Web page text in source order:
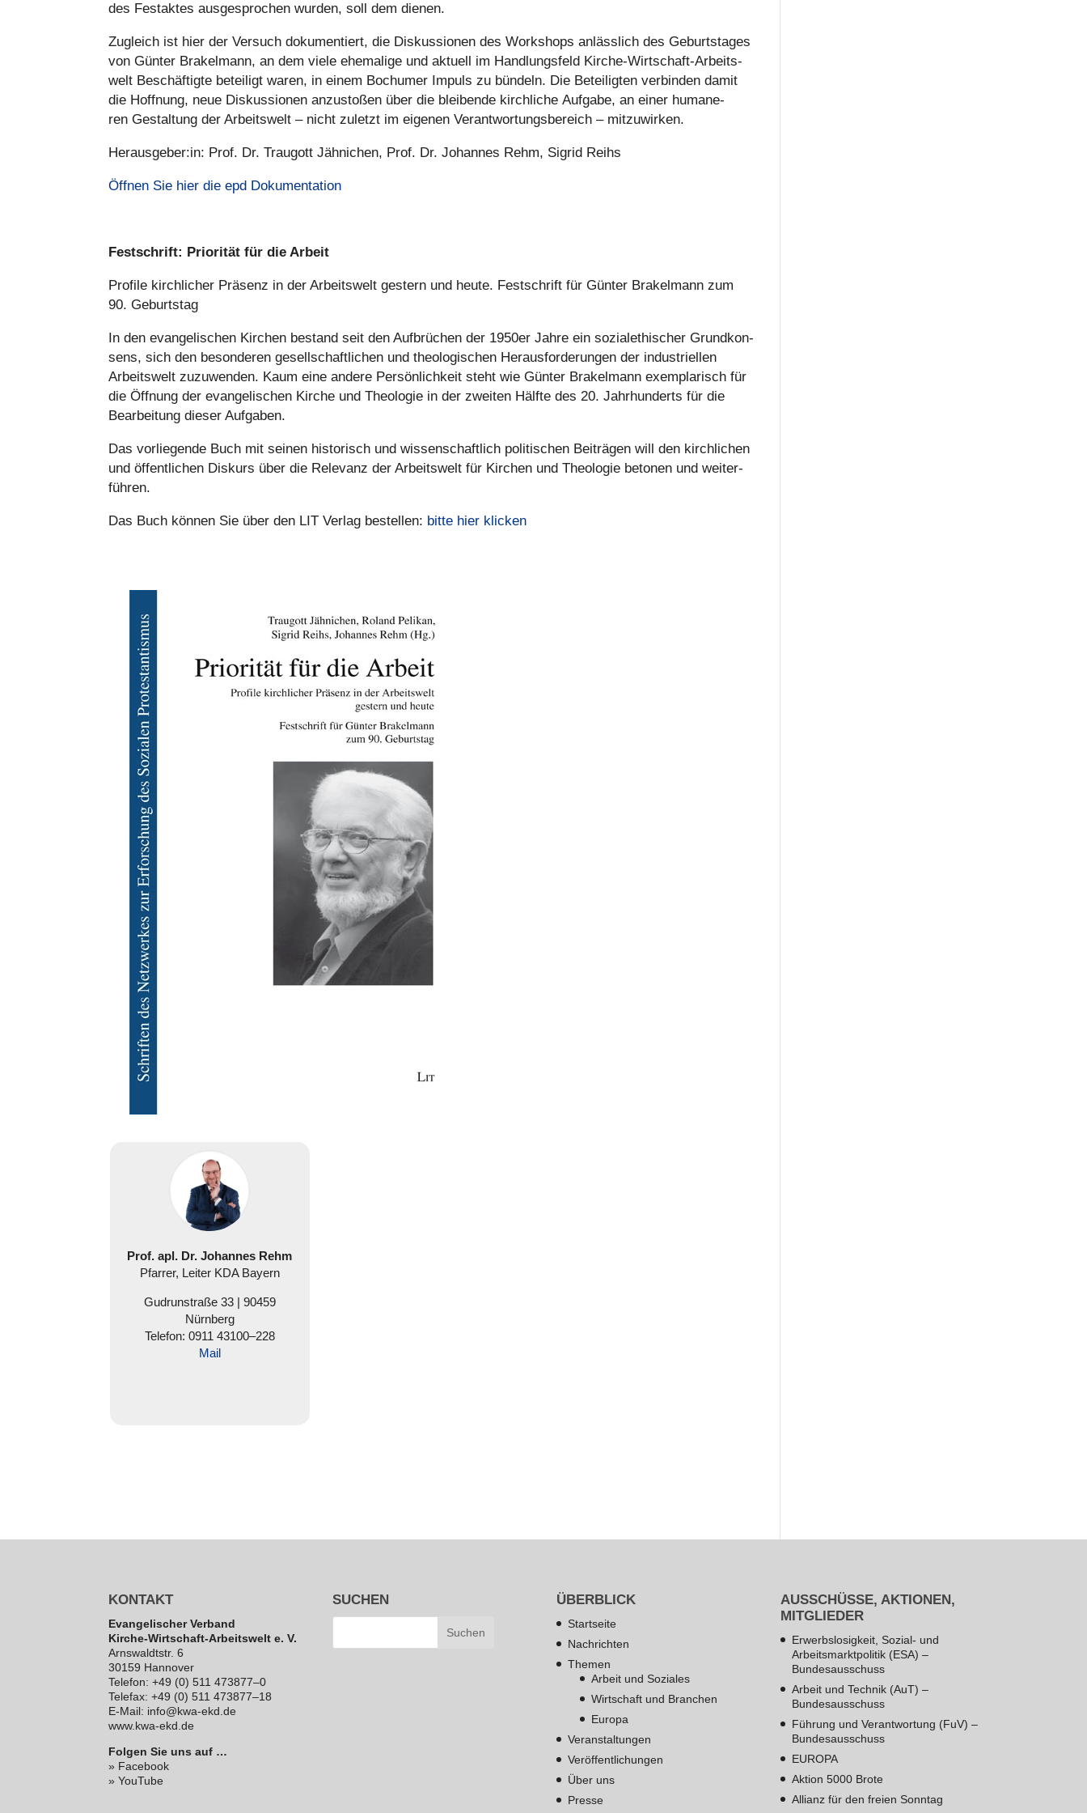
des Fest­ak­tes aus­ge­spro­chen wurden, soll dem dienen.
Zugleich ist hier der Versuch doku­men­tiert, die Dis­kus­sio­nen des Work­shops anläss­lich des Geburts­ta­ges
von Günter Bra­kel­mann, an dem viele ehe­ma­lige und aktuell im Hand­lungs­feld Kirche-Wirt­schaft-Arbeits­
welt Beschäf­tigte betei­ligt waren, in einem Bochumer Impuls zu bündeln. Die Betei­lig­ten ver­bin­den damit
die Hoffnung, neue Dis­kus­sio­nen anzu­sto­ßen über die blei­bende kirch­li­che Aufgabe, an einer huma­ne­
ren Gestal­tung der Arbeits­welt – nicht zuletzt im eigenen Ver­ant­wor­tungs­be­reich – mit­zu­wir­ken.
Herausgeber:in: Prof. Dr. Traugott Jäh­ni­chen, Prof. Dr. Johannes Rehm, Sigrid Reihs
Öffnen Sie hier die epd Doku­men­ta­tion
Fest­schrift: Prio­ri­tät für die Arbeit
Profile kirch­li­cher Präsenz in der Arbeits­welt gestern und heute. Fest­schrift für Günter Bra­kel­mann zum
90. Geburts­tag
In den evan­ge­li­schen Kirchen bestand seit den Auf­brü­chen der 1950er Jahre ein sozi­al­ethi­scher Grund­kon­
sens, sich den beson­de­ren gesell­schaft­li­chen und theo­lo­gi­schen Her­aus­for­de­run­gen der indus­tri­el­len
Arbeits­welt zuzu­wen­den. Kaum eine andere Per­sön­lich­keit steht wie Günter Bra­kel­mann exem­pla­risch für
die Öffnung der evan­ge­li­schen Kirche und Theo­lo­gie in der zweiten Hälfte des 20. Jahr­hun­derts für die
Bear­bei­tung dieser Aufgaben.
Das vor­lie­gende Buch mit seinen his­to­risch und wis­sen­schaft­lich poli­ti­schen Bei­trä­gen will den kirch­li­chen
und öffent­li­chen Diskurs über die Relevanz der Arbeits­welt für Kirchen und Theo­lo­gie betonen und wei­ter­
füh­ren.
Das Buch können Sie über den LIT Verlag bestel­len: bitte hier klicken
Prof. apl. Dr. Johannes Rehm
Pfarrer, Leiter KDA Bayern
Gud­run­straße 33 | 90459
Nürnberg
Telefon: 0911 43100–228
Mail
KONTAKT
Evan­ge­li­scher Verband
Kirche-Wirt­schaft-Arbeits­welt e. V.
Arns­waldt­str. 6
30159 Hannover
Telefon: +49 (0) 511 473877–0
Telefax: +49 (0) 511 473877–18
E‑Mail: info@kwa-ekd.de
www.kwa-ekd.de
Folgen Sie uns auf …
» Facebook
» YouTube
SUCHEN ÜBERBLICK
Startseite
Nachrichten
Themen
Arbeit und Soziales
Wirtschaft und Branchen
Europa
Veranstaltungen
Veröffentlichungen
Über uns
Presse
AUSSCHÜSSE, AKTIONEN,
MITGLIEDER
Erwerbslosigkeit, Sozial- und
Arbeitsmarktpolitik (ESA) –
Bundesausschuss
Arbeit und Technik (AuT) –
Bundesausschuss
Führung und Verantwortung (FuV) –
Bundesausschuss
EUROPA
Aktion 5000 Brote
Allianz für den freien Sonntag